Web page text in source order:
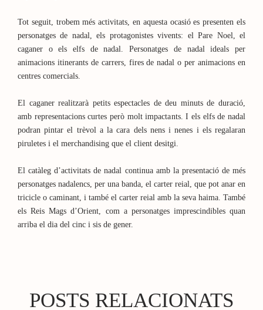
Tot seguit, trobem més activitats, en aquesta ocasió es presenten els
personatges de nadal, els protagonistes vivents: el Pare Noel, el
caganer o els elfs de nadal. Personatges de nadal ideals per
animacions itinerants de carrers, fires de nadal o per animacions en
centres comercials.
El caganer realitzarà petits espectacles de deu minuts de duració,
amb representacions curtes però molt impactants. I els elfs de nadal
podran pintar el trèvol a la cara dels nens i nenes i els regalaran
piruletes i el merchandising que el client desitgi.
El catàleg d’activitats de nadal continua amb la presentació de més
personatges nadalencs, per una banda, el carter reial, que pot anar en
tricicle o caminant, i també el carter reial amb la seva haima. També
els Reis Mags d’Orient, com a personatges imprescindibles quan
arriba el dia del cinc i sis de gener.
POSTS RELACIONATS